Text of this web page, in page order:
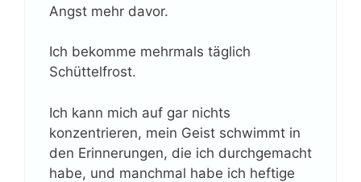
Angst mehr davor.
Ich bekomme mehrmals täglich
Schüttelfrost.
Ich kann mich auf gar nichts
konzentrieren, mein Geist schwimmt in
den Erinnerungen, die ich durchgemacht
habe, und manchmal habe ich heftige